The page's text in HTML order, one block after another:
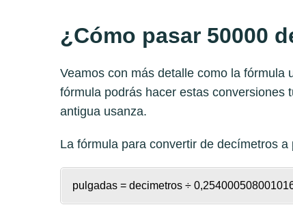
¿Cómo pasar 50000
Veamos con más detalle como la fórmula
fórmula podrás hacer estas conversiones
antigua usanza.
La fórmula para convertir de decímetros a
pulgadas = decimetros ÷